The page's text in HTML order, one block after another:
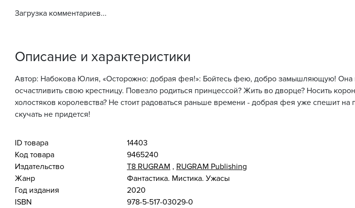
Загрузка комментариев...
Описание и характеристики
Автор: Набокова Юлия, «Осторожно: добрая фея!»: Бойтесь фею, добро замышляющую! Она
осчастливить свою крестницу. Повезло родиться принцессой? Жить во дворце? Носить
холостяков королевства? Не стоит радоваться раньше времени - добрая фея уже спешит
скучать не придется!
ID товара
14403
Код товара
9465240
Издательство
Т8 RUGRAM , RUGRAM Publishing
Жанр
Фантастика. Мистика. Ужасы
Год издания
2020
ISBN
978-5-517-03029-0